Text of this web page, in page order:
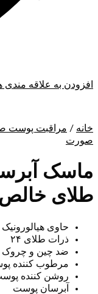
افزودن به علاقه مندی
خانه / مراقبت پوست
صورت
ماسک
طلای
حاوی هیالورونیک
ذرات طلای ۲۴
ضد چین و
مرطوب کننده
روشن کننده
آبرسان پوست